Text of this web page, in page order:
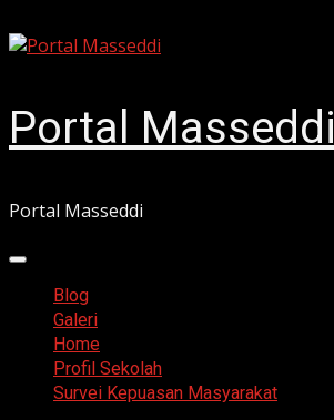
to
Portal Masseddi
Portal Masseddi
Primary
MenuBlog
Galeri
Home
Profil Sekolah
Survei Kepuasan Masyarakat